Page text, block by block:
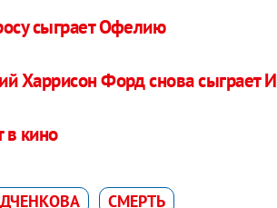
сыграет Офелию
Харрисон Форд снова сыграет
в кино
СМЕРТЬ